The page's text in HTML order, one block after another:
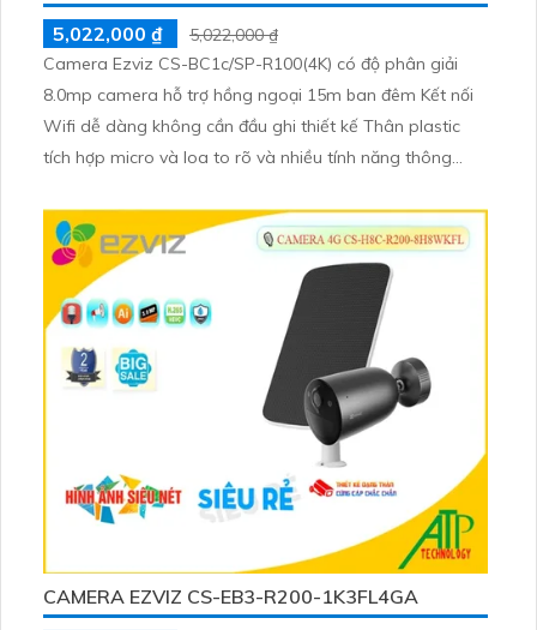
5,022,000 ₫
5,022,000 ₫
Camera Ezviz CS-BC1c/SP-R100(4K) có độ phân giải
8.0mp camera hỗ trợ hồng ngoại 15m ban đêm Kết nối
Wifi dễ dàng không cần đầu ghi thiết kế Thân plastic
tích hợp micro và loa to rõ và nhiều tính năng thông
CAMERA EZVIZ CS-EB3-R200-1K3FL4GA